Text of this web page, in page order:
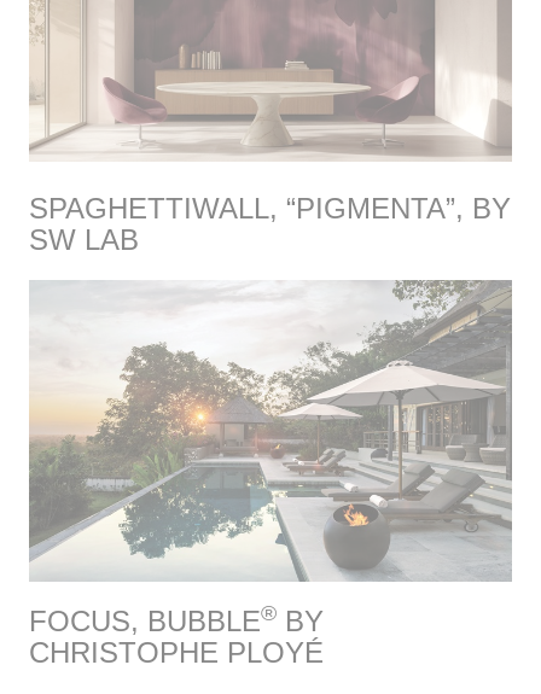
SPAGHETTIWALL, “PIGMENTA”, BY
SW LAB
FOCUS, BUBBLE® BY
CHRISTOPHE PLOYÉ